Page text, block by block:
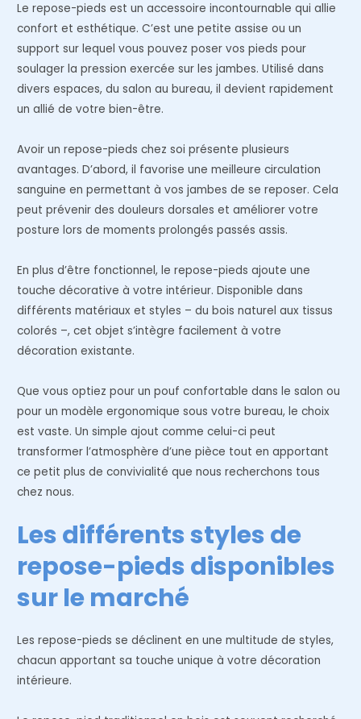
Le repose-pieds est un accessoire incontournable qui allie
confort et esthétique. C’est une petite assise ou un
support sur lequel vous pouvez poser vos pieds pour
soulager la pression exercée sur les jambes. Utilisé dans
divers espaces, du salon au bureau, il devient rapidement
un allié de votre bien-être.
Avoir un repose-pieds chez soi présente plusieurs
avantages. D’abord, il favorise une meilleure circulation
sanguine en permettant à vos jambes de se reposer. Cela
peut prévenir des douleurs dorsales et améliorer votre
posture lors de moments prolongés passés assis.
En plus d’être fonctionnel, le repose-pieds ajoute une
touche décorative à votre intérieur. Disponible dans
différents matériaux et styles – du bois naturel aux tissus
colorés –, cet objet s’intègre facilement à votre
décoration existante.
Que vous optiez pour un pouf confortable dans le salon ou
pour un modèle ergonomique sous votre bureau, le choix
est vaste. Un simple ajout comme celui-ci peut
transformer l’atmosphère d’une pièce tout en apportant
ce petit plus de convivialité que nous recherchons tous
chez nous.
Les différents styles de
repose-pieds disponibles
sur le marché
Les repose-pieds se déclinent en une multitude de styles,
chacun apportant sa touche unique à votre décoration
intérieure.